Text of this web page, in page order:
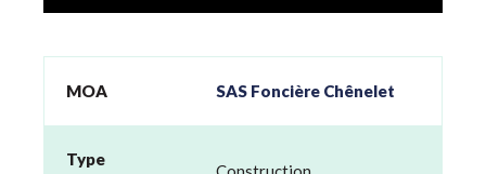
MOA SAS Foncière Chênelet
Type